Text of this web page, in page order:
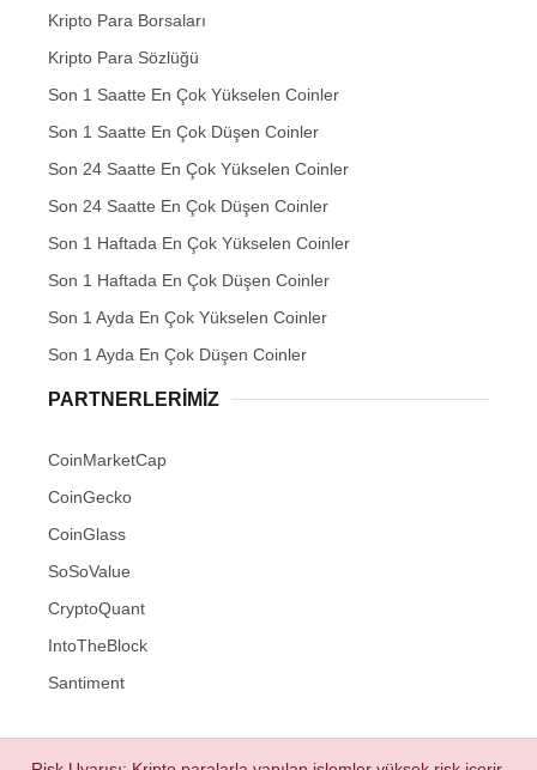
Kripto Para Borsaları
Kripto Para Sözlüğü
Son 1 Saatte En Çok Yükselen Coinler
Son 1 Saatte En Çok Düşen Coinler
Son 24 Saatte En Çok Yükselen Coinler
Son 24 Saatte En Çok Düşen Coinler
Son 1 Haftada En Çok Yükselen Coinler
Son 1 Haftada En Çok Düşen Coinler
Son 1 Ayda En Çok Yükselen Coinler
Son 1 Ayda En Çok Düşen Coinler
PARTNERLERIMIZ
CoinMarketCap
CoinGecko
CoinGlass
SoSoValue
CryptoQuant
IntoTheBlock
Santiment